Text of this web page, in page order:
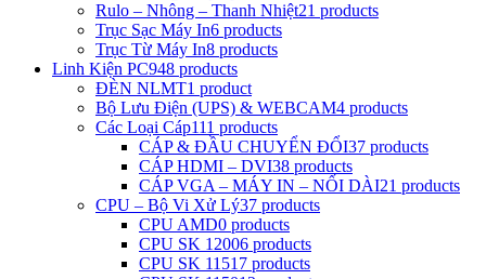
Rulo – Nhông – Thanh Nhiệt21 products
Trục Sạc Máy In6 products
Trục Từ Máy In8 products
Linh Kiện PC948 products
ĐÈN NLMT1 product
Bộ Lưu Điện (UPS) & WEBCAM4 products
Các Loại Cáp111 products
CÁP & ĐẦU CHUYỂN ĐỔI37 products
CÁP HDMI – DVI38 products
CÁP VGA – MÁY IN – NỐI DÀI21 products
CPU – Bộ Vi Xử Lý37 products
CPU AMD0 products
CPU SK 12006 products
CPU SK 1151 7 products